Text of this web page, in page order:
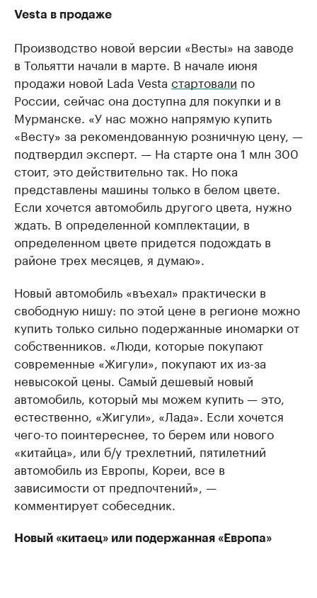
Vesta в продаже
Производство новой версии «Весты» на заводе
в Тольятти начали в марте. В начале июня
продажи новой Lada Vesta стартовали по
России, сейчас она доступна для покупки и в
Мурманске. «У нас можно напрямую купить
«Весту» за рекомендованную розничную цену, —
подтвердил эксперт. — На старте она 1 млн 300
стоит, это действительно так. Но пока
представлены машины только в белом цвете.
Если хочется автомобиль другого цвета, нужно
ждать. В определенной комплектации, в
определенном цвете придется подождать в
районе трех месяцев, я думаю».
Новый автомобиль «въехал» практически в
свободную нишу: по этой цене в регионе можно
купить только сильно подержанные иномарки от
собственников. «Люди, которые покупают
современные «Жигули», покупают их из-за
невысокой цены. Самый дешевый новый
автомобиль, который мы можем купить — это,
естественно, «Жигули», «Лада». Если хочется
чего-то поинтереснее, то берем или нового
«китайца», или б/у трехлетний, пятилетний
автомобиль из Европы, Кореи, все в
зависимости от предпочтений», —
комментирует собеседник.
Новый «китаец» или подержанная «Европа»